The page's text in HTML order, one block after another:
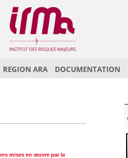
REGION ARA DOCUMENTATION
mises en œuvre par la